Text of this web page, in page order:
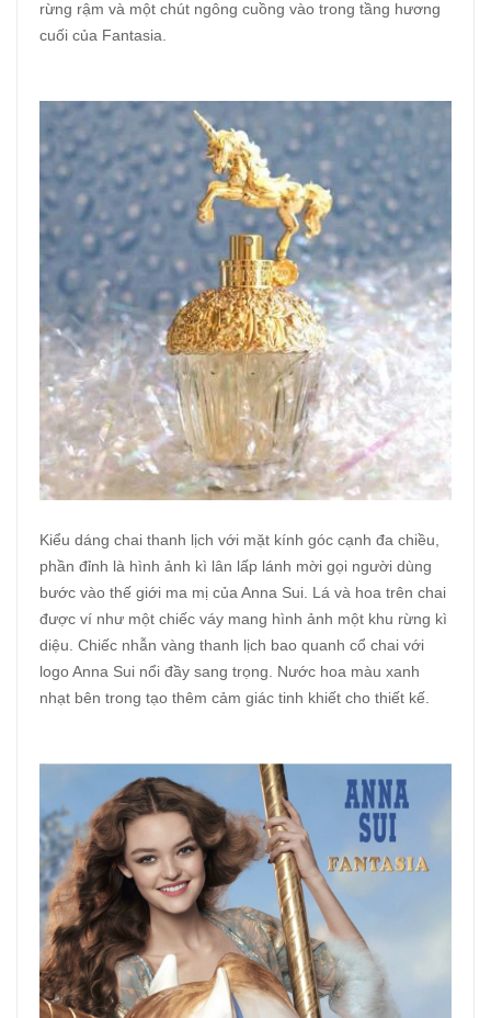
rừng rậm và một chút ngông cuồng vào trong tầng hương
cuối của Fantasia.
Kiểu dáng chai thanh lịch với mặt kính góc cạnh đa chiều,
phần đỉnh là hình ảnh kì lân lấp lánh mời gọi người dùng
bước vào thế giới ma mị của Anna Sui. Lá và hoa trên chai
được ví như một chiếc váy mang hình ảnh một khu rừng kì
diệu. Chiếc nhẫn vàng thanh lịch bao quanh cổ chai với
logo Anna Sui nổi đầy sang trọng. Nước hoa màu xanh
nhạt bên trong tạo thêm cảm giác tinh khiết cho thiết kế.